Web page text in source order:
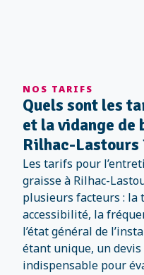
NOS TARIFS
Quels sont les
et la vidange de
Rilhac-Lastours
Les tarifs pour
graisse à Rilhac-
plusieurs facteurs : la
accessibilité, la
l’état général de
étant unique, un
indispensable pour